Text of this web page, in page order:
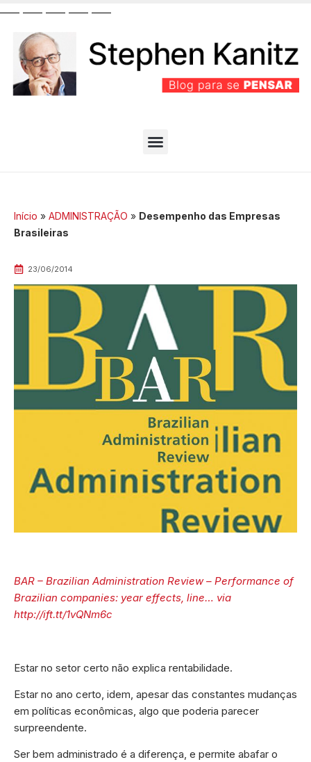
Início » ADMINISTRAÇÃO » Desempenho das Empresas
Brasileiras
23/06/2014
BAR – Brazilian Administration Review – Performance of
Brazilian companies: year effects, line… via
http://ift.tt/1vQNm6c
Estar no setor certo não explica rentabilidade.
Estar no ano certo, idem, apesar das constantes mudanças
em políticas econômicas, algo que poderia parecer
surpreendente.
Ser bem administrado é a diferença, e permite abafar o